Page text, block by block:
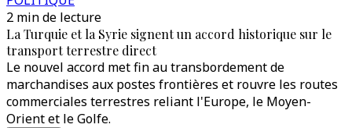
2 min de lecture
La Turquie et la Syrie signent un accord historique sur le
transport terrestre direct
Le nouvel accord met fin au transbordement de
marchandises aux postes frontières et rouvre les routes
commerciales terrestres reliant l'Europe, le Moyen-
Orient et le Golfe.